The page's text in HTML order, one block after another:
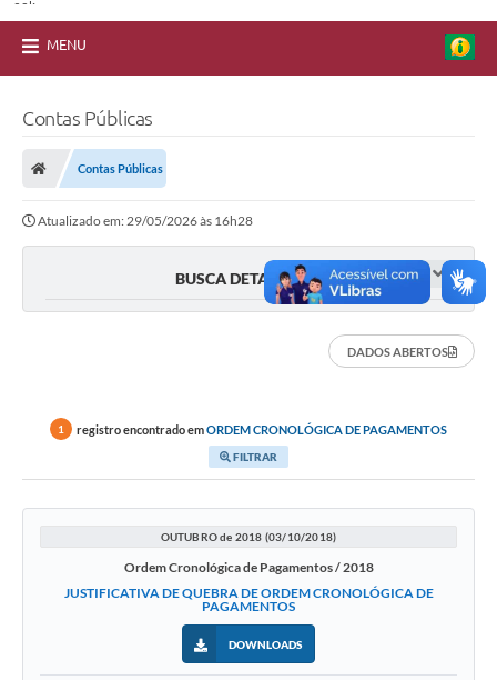
MENU
Contas Públicas
Contas Públicas
Atualizado em: 29/05/2026 às 16h28
BUSCA DETALHADA
DADOS ABERTOS
1 registro encontrado emORDEM CRONOLÓGICA DE PAGAMENTOS
FILTRAR
OUTUBRO de 2018 (03/10/2018)
Ordem Cronológica de Pagamentos / 2018
JUSTIFICATIVA DE QUEBRA DE ORDEM CRONOLÓGICA DE
PAGAMENTOS
DOWNLOADS